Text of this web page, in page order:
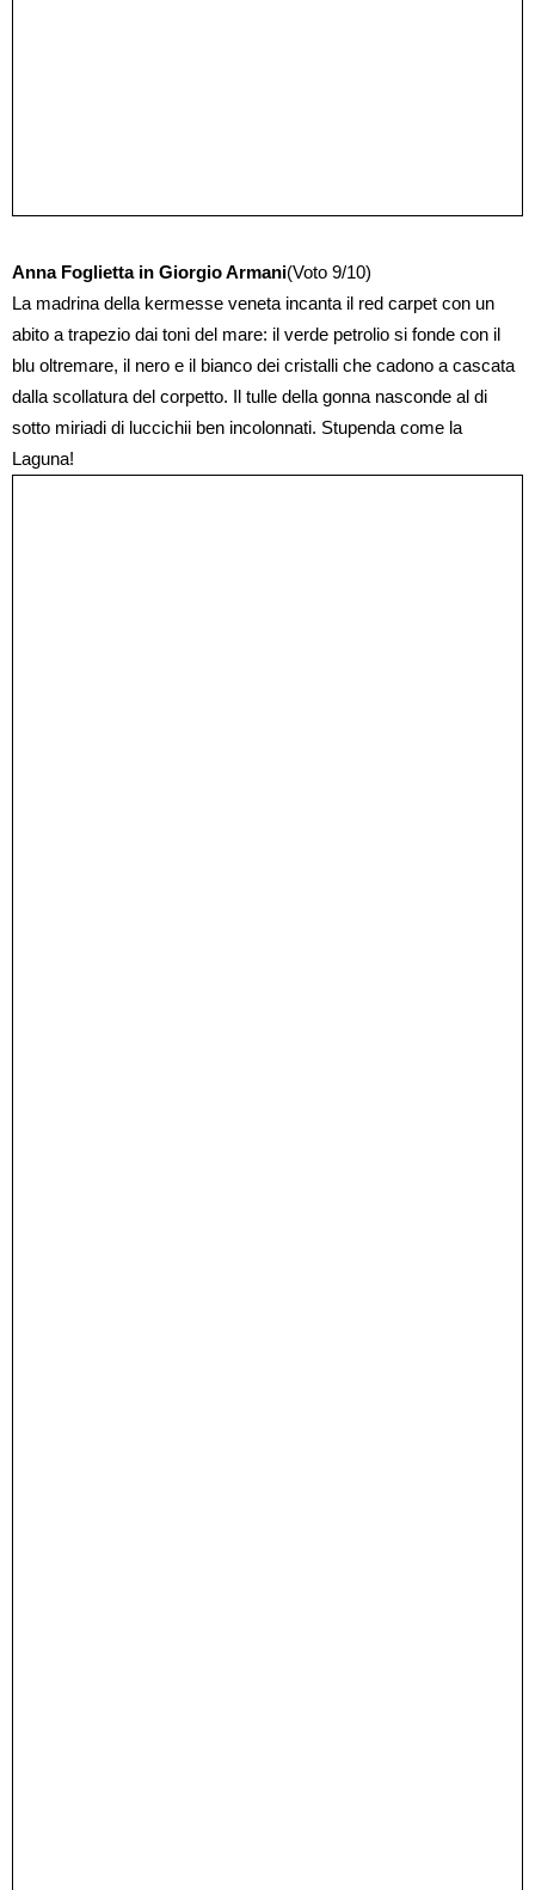
Anna Foglietta in Giorgio Armani(Voto 9/10)
La madrina della kermesse veneta incanta il red carpet con un
abito a trapezio dai toni del mare: il verde petrolio si fonde con il
blu oltremare, il nero e il bianco dei cristalli che cadono a cascata
dalla scollatura del corpetto. Il tulle della gonna nasconde al di
sotto miriadi di luccichii ben incolonnati. Stupenda come la
Laguna!